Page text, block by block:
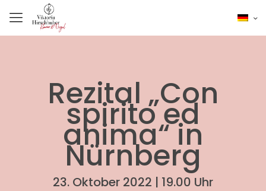
Rezital „Con
spirito ed
anima“ in
Nürnberg
23. Oktober 2022 | 19.00 Uhr